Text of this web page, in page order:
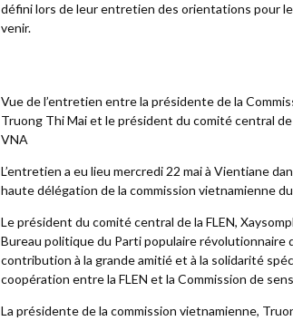
défini lors de leur entretien des orientations pour
venir.
Vue de l’entretien entre la présidente de la
Truong Thi Mai et le président du comité central
VNA
L’entretien a eu lieu mercredi 22 mai à Vientiane
haute délégation de la commission vietnamienne
Le président du comité central de la FLEN,
Bureau politique du Parti populaire révolutionnaire
contribution à la grande amitié et à la solidarité
coopération entre la FLEN et la Commission de
La présidente de la commission vietnamienne,